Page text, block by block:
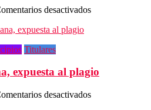
desactivadosen
feliz
mundo
Titulares
expuesta al plagio
desactivadosen